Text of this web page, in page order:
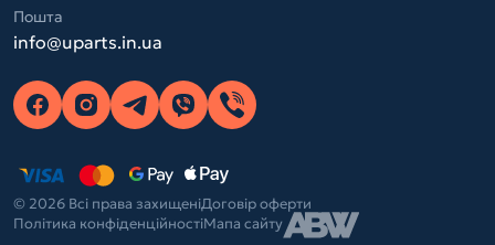
Пошта
info@uparts.in.ua
© 2026 Всі права захищеніДоговір оферти
Політика конфіденційностіМапа сайту